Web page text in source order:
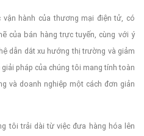
hành của thương mại điện tử, có
của bán hàng trực tuyến, cùng với ý
dẫn dắt xu hướng thị trường và giảm
pháp của chúng tôi mang tính toàn
và doanh nghiệp một cách đơn giản
tôi trải dài từ việc đưa hàng hóa lên